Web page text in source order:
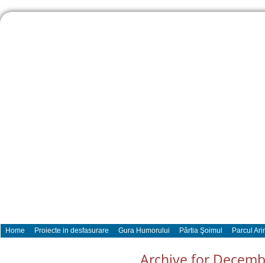
Home Proiecte in desfasurare Gura Humorului Pârtia Şoimul Parcul